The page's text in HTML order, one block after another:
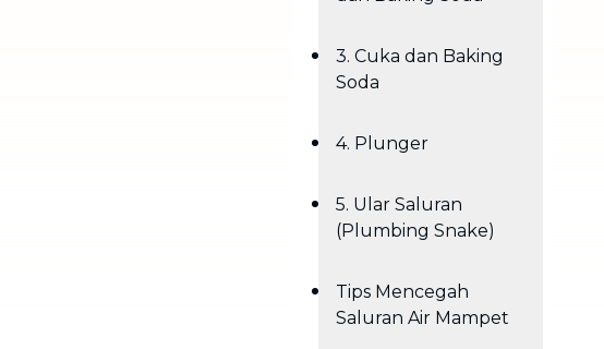
3. Cuka dan Baking
Soda
4. Plunger
5. Ular Saluran
(Plumbing Snake)
Tips Mencegah
Saluran Air Mampet